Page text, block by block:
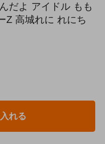
だよ アイドル もも
Z 高城れに れにち
れる